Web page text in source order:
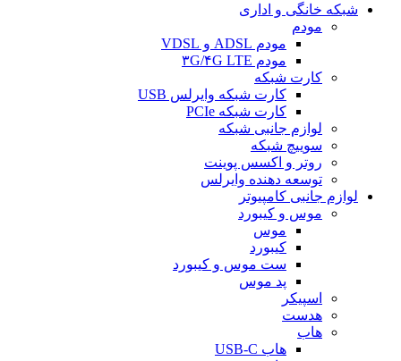
شبکه خانگی و اداری
مودم
مودم ADSL و VDSL
مودم ۳G/۴G LTE
کارت شبکه
کارت شبکه وایرلس USB
کارت شبکه PCIe
لوازم جانبی شبکه
سوییچ شبکه
روتر و اکسس پوینت
توسعه دهنده وایرلس
لوازم جانبی کامپیوتر
موس و کیبورد
موس
کیبورد
ست موس و کیبورد
پد موس
اسپیکر
هدست
هاب
هاب USB-C